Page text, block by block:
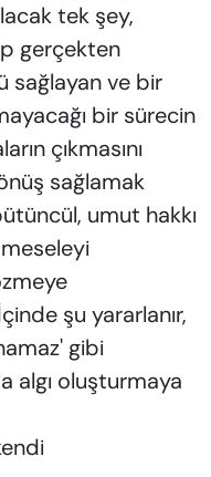
tek şey,
gerçekten
sağlayan ve bir
bir sürecin
çıkmasını
sağlamak
umut hakkı
şu yararlanır,
gibi
algı oluşturmaya